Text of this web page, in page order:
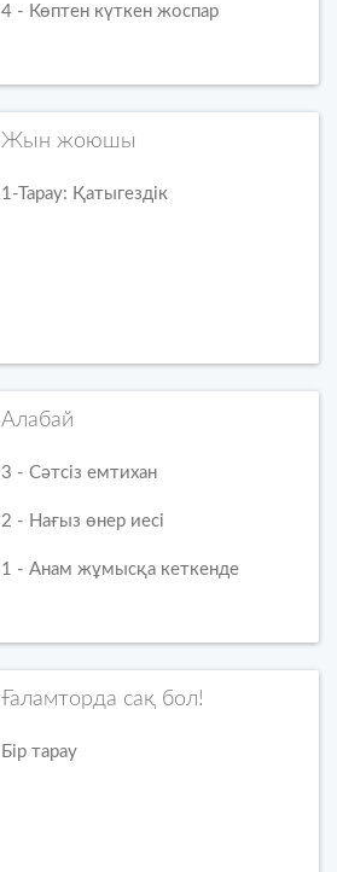
4 - Көптен күткен жоспар
Жын жоюшы
1-Тарау: Қатыгездік
Алабай
3 - Сәтсіз емтихан
2 - Нағыз өнер иесі
1 - Анам жұмысқа кеткенде
Ғаламторда сақ бол!
Бір тарау